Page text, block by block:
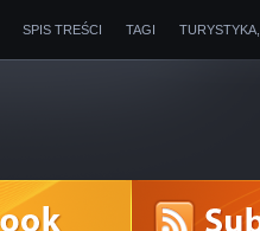
SPIS TREŚCI TAGI